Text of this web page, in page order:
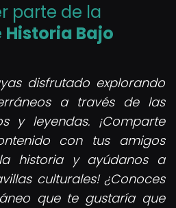
parte de la
Historia Bajo
disfrutado explorando
a través de las
y leyendas. ¡Comparte
con tus amigos
historia y ayúdanos a
culturales! ¿Conoces
que te gustaría que